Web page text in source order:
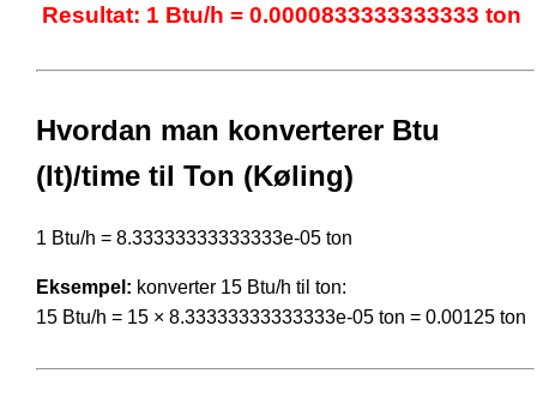
Resultat: 1 Btu/h = 0.0000833333333333 ton
Hvordan man konverterer Btu
(It)/time til Ton (Køling)
1 Btu/h = 8.33333333333333e-05 ton
Eksempel: konverter 15 Btu/h til ton:
15 Btu/h = 15 × 8.33333333333333e-05 ton = 0.00125 ton